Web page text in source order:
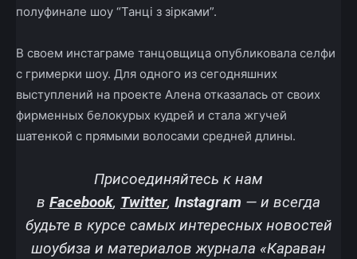
полуфинале шоу “Танці з зірками”.
В своем инстаграме танцовщица опубликовала селфи
с гримерки шоу. Для одного из сегодняшних
выступлений на проекте Алена отказалась от своих
фирменных белокурых кудрей и стала жгучей
шатенкой с прямыми волосами средней длины.
Присоединяйтесь к нам
в Facebook, Twitter, Instagram — и всегда
будьте в курсе самых интересных новостей
шоубиза и материалов журнала «Караван